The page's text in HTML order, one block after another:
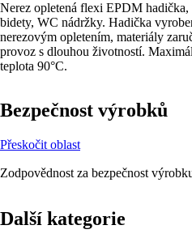
Nerez opletená flexi EPDM
bidety, WC nádržky. Hadička
nerezovým opletením, materiály
provoz s dlouhou životností.
teplota 90°C.
Bezpečnost výrobků
Přeskočit oblast
Zodpovědnost za bezpečnost
Další kategorie